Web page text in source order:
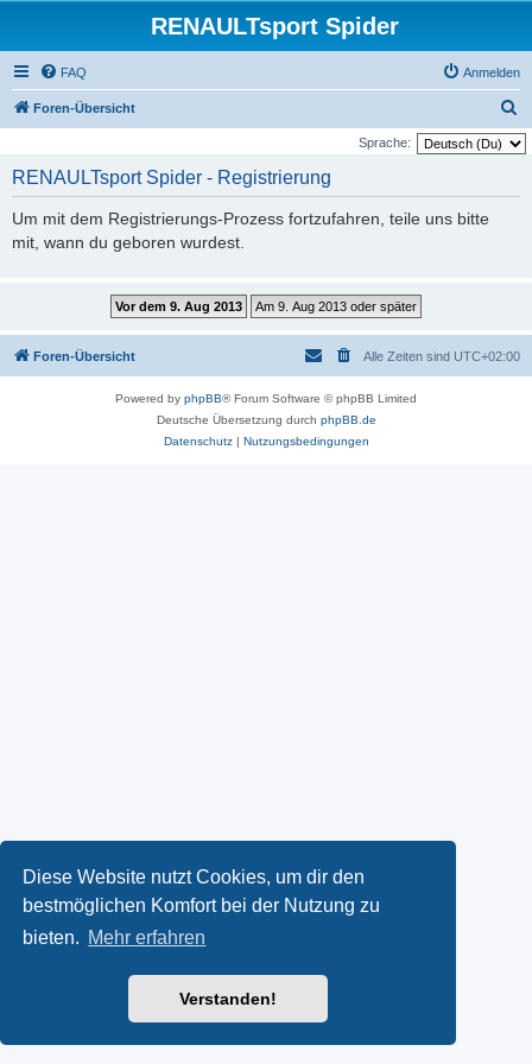
Diese Website nutzt Cookies, um dir den
bestmöglichen Komfort bei der Nutzung zu
bieten. Mehr erfahren
Verstanden!
RENAULTsport Spider
FAQ Anmelden
Foren-Übersicht
u
Sprache:
RENAULTsport Spider - Registrierung
Um mit dem Registrierungs-Prozess fortzufahren, teile uns bitte
mit, wann du geboren wurdest.
Foren-Übersicht Alle Zeiten sind UTC+02:00
Powered by phpBB® Forum Software © phpBB Limited
Deutsche Übersetzung durch phpBB.de
Datenschutz| Nutzungsbedingungen